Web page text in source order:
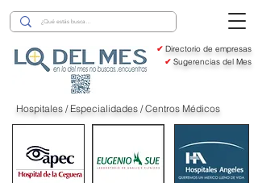
✔ Directorio de empresas
✔ Sugerencias del Mes
Hospitales / Especialidades / Centros Médicos